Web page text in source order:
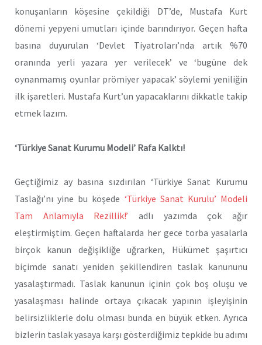
konuşanların köşesine çekildiği DT’de, Mustafa Kurt
dönemi yepyeni umutları içinde barındırıyor. Geçen hafta
basına duyurulan ‘Devlet Tiyatroları’nda artık %70
oranında yerli yazara yer verilecek’ ve ‘bugüne dek
oynanmamış oyunlar prömiyer yapacak’ söylemi yeniliğin
ilk işaretleri. Mustafa Kurt’un yapacaklarını dikkatle takip
etmek lazım.
‘Türkiye Sanat Kurumu Modeli’ Rafa Kalktı!
Geçtiğimiz ay basına sızdırılan ‘Türkiye Sanat Kurumu
Taslağı’nı yine bu köşede ‘Türkiye Sanat Kurulu’ Modeli
Tam Anlamıyla Rezillik!’ adlı yazımda çok ağır
eleştirmiştim. Geçen haftalarda her gece torba yasalarla
birçok kanun değişikliğe uğrarken, Hükümet şaşırtıcı
biçimde sanatı yeniden şekillendiren taslak kanununu
yasalaştırmadı. Taslak kanunun içinin çok boş oluşu ve
yasalaşması halinde ortaya çıkacak yapının işleyişinin
belirsizliklerle dolu olması bunda en büyük etken. Ayrıca
bizlerin taslak yasaya karşı gösterdiğimiz tepkide bu adımı